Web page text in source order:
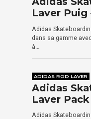
Laver Puig
Adidas
dans sa gamme
à…
ADIDAS ROD LAVER
Adidas
Laver Pack
Adidas